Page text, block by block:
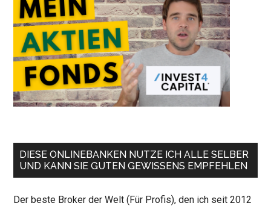
DIESE ONLINEBANKEN NUTZE ICH ALLE SELBER
UND KANN SIE GUTEN GEWISSENS EMPFEHLEN
Der beste Broker der Welt (Für Profis), den ich seit 2012